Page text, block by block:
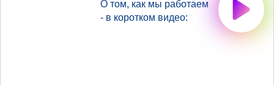
О том, как мы работаем
- в коротком видео: